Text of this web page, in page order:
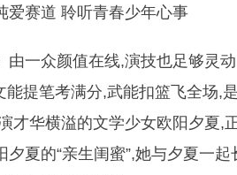
赛道 聆听青春少年心事
众颜值在线,演技也足够灵动
能提笔考满分,武能扣篮飞全场,
才华横溢的文学少女欧阳夕夏,
夕夏的“亲生闺蜜”,她与夕夏一